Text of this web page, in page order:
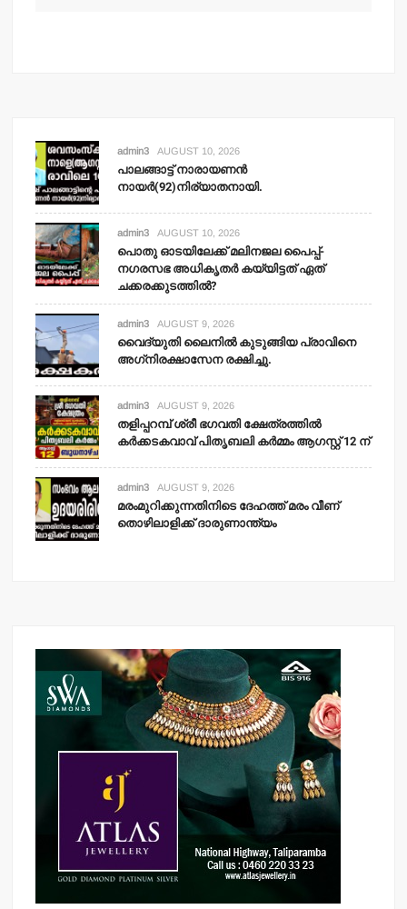
admin3 AUGUST 10, 2026
പാലങ്ങാട്ട് നാരായണന്‍
നായര്‍(92)നിര്യാതനായി.
admin3 AUGUST 10, 2026
പൊതു ഓടയിലേക്ക് മലിനജല പൈപ്പ്-
നഗരസഭ അധികൃതര്‍ കയ്യിട്ടത് ഏത്
ചക്കരക്കുടത്തില്‍?
admin3 AUGUST 9, 2026
വൈദ്യുതി ലൈനില്‍ കുടുങ്ങിയ പ്രാവിനെ
അഗ്‌നിരക്ഷാസേന രക്ഷിച്ചു.
admin3 AUGUST 9, 2026
തളിപ്പറമ്പ് ശ്രീ ഭഗവതി ക്ഷേത്രത്തില്‍
കര്‍ക്കടകവാവ് പിതൃബലി കര്‍മ്മം ആഗസ്റ്റ് 12 ന്
admin3 AUGUST 9, 2026
മരംമുറിക്കുന്നതിനിടെ ദേഹത്ത് മരം വീണ്
തൊഴിലാളിക്ക് ദാരുണാന്ത്യം